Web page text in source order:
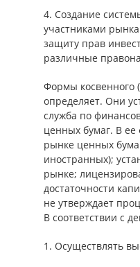
4. Создание
участниками
защиту прав
различные
Формы косвенного
определяет. Они
служба по
ценных бумаг. В ее
рынке ценных
иностранных);
рынке;
достаточности
не утверждает
В соответствии с
1. Осуществлять